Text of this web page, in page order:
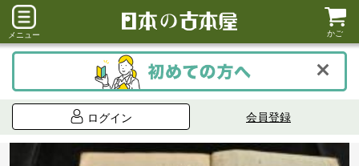
メニュー かご
ログイン 会員登録